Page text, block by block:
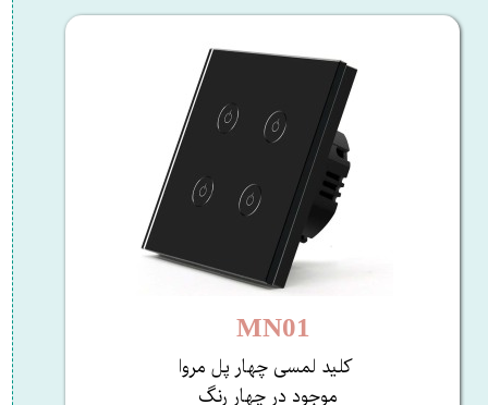
کلید لمسی سه پل مروا
​​​​​​​موجود در چهار رنگ ​​​​​​​​​​​​​
MN01
کلید لمسی چهار پل مروا
​​​​​​​موجود در چهار رنگ ​​​​​​​​​​​​​